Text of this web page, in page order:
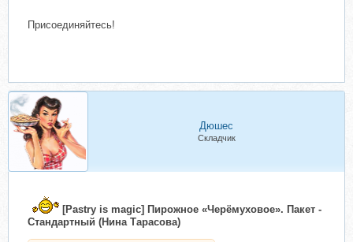
Присоединяйтесь!
Дюшес
Складчик
[Pastry is magic] Пирожное «Черёмуховое». Пакет -
Стандартный (Нина Тарасова)